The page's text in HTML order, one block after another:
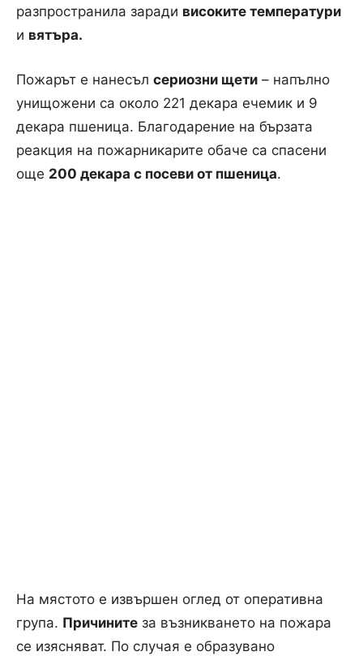
разпространила заради високите температури
и вятъра.
Пожарът е нанесъл сериозни щети – напълно
унищожени са около 221 декара ечемик и 9
декара пшеница. Благодарение на бързата
реакция на пожарникарите обаче са спасени
още 200 декара с посеви от пшеница.
На мястото е извършен оглед от оперативна
група. Причините за възникването на пожара
се изясняват. По случая е образувано